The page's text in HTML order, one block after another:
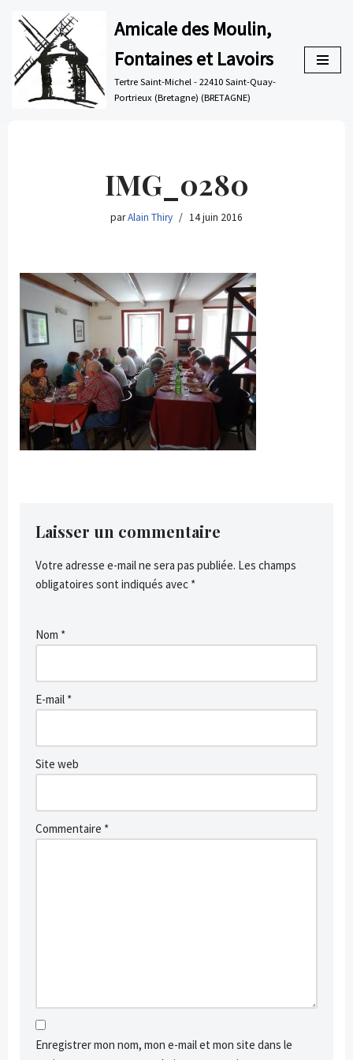
Aller
au
contenu
Amicale des Moulin,
Fontaines et Lavoirs
Tertre Saint-Michel - 22410 Saint-Quay-
Portrieux (Bretagne) (BRETAGNE)
IMG_0280
parAlain Thiry 14 juin 2016
Laisser un commentaire
Votre adresse e-mail ne sera pas publiée. Les champs
obligatoires sont indiqués avec *
Nom *
E-mail *
Site web
Commentaire *
Enregistrer mon nom, mon e-mail et mon site dans le